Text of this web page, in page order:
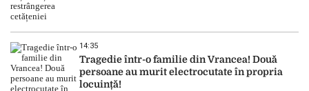
14:35
Tragedie într-o familie din Vrancea! Două
persoane au murit electrocutate în propria
locuință!